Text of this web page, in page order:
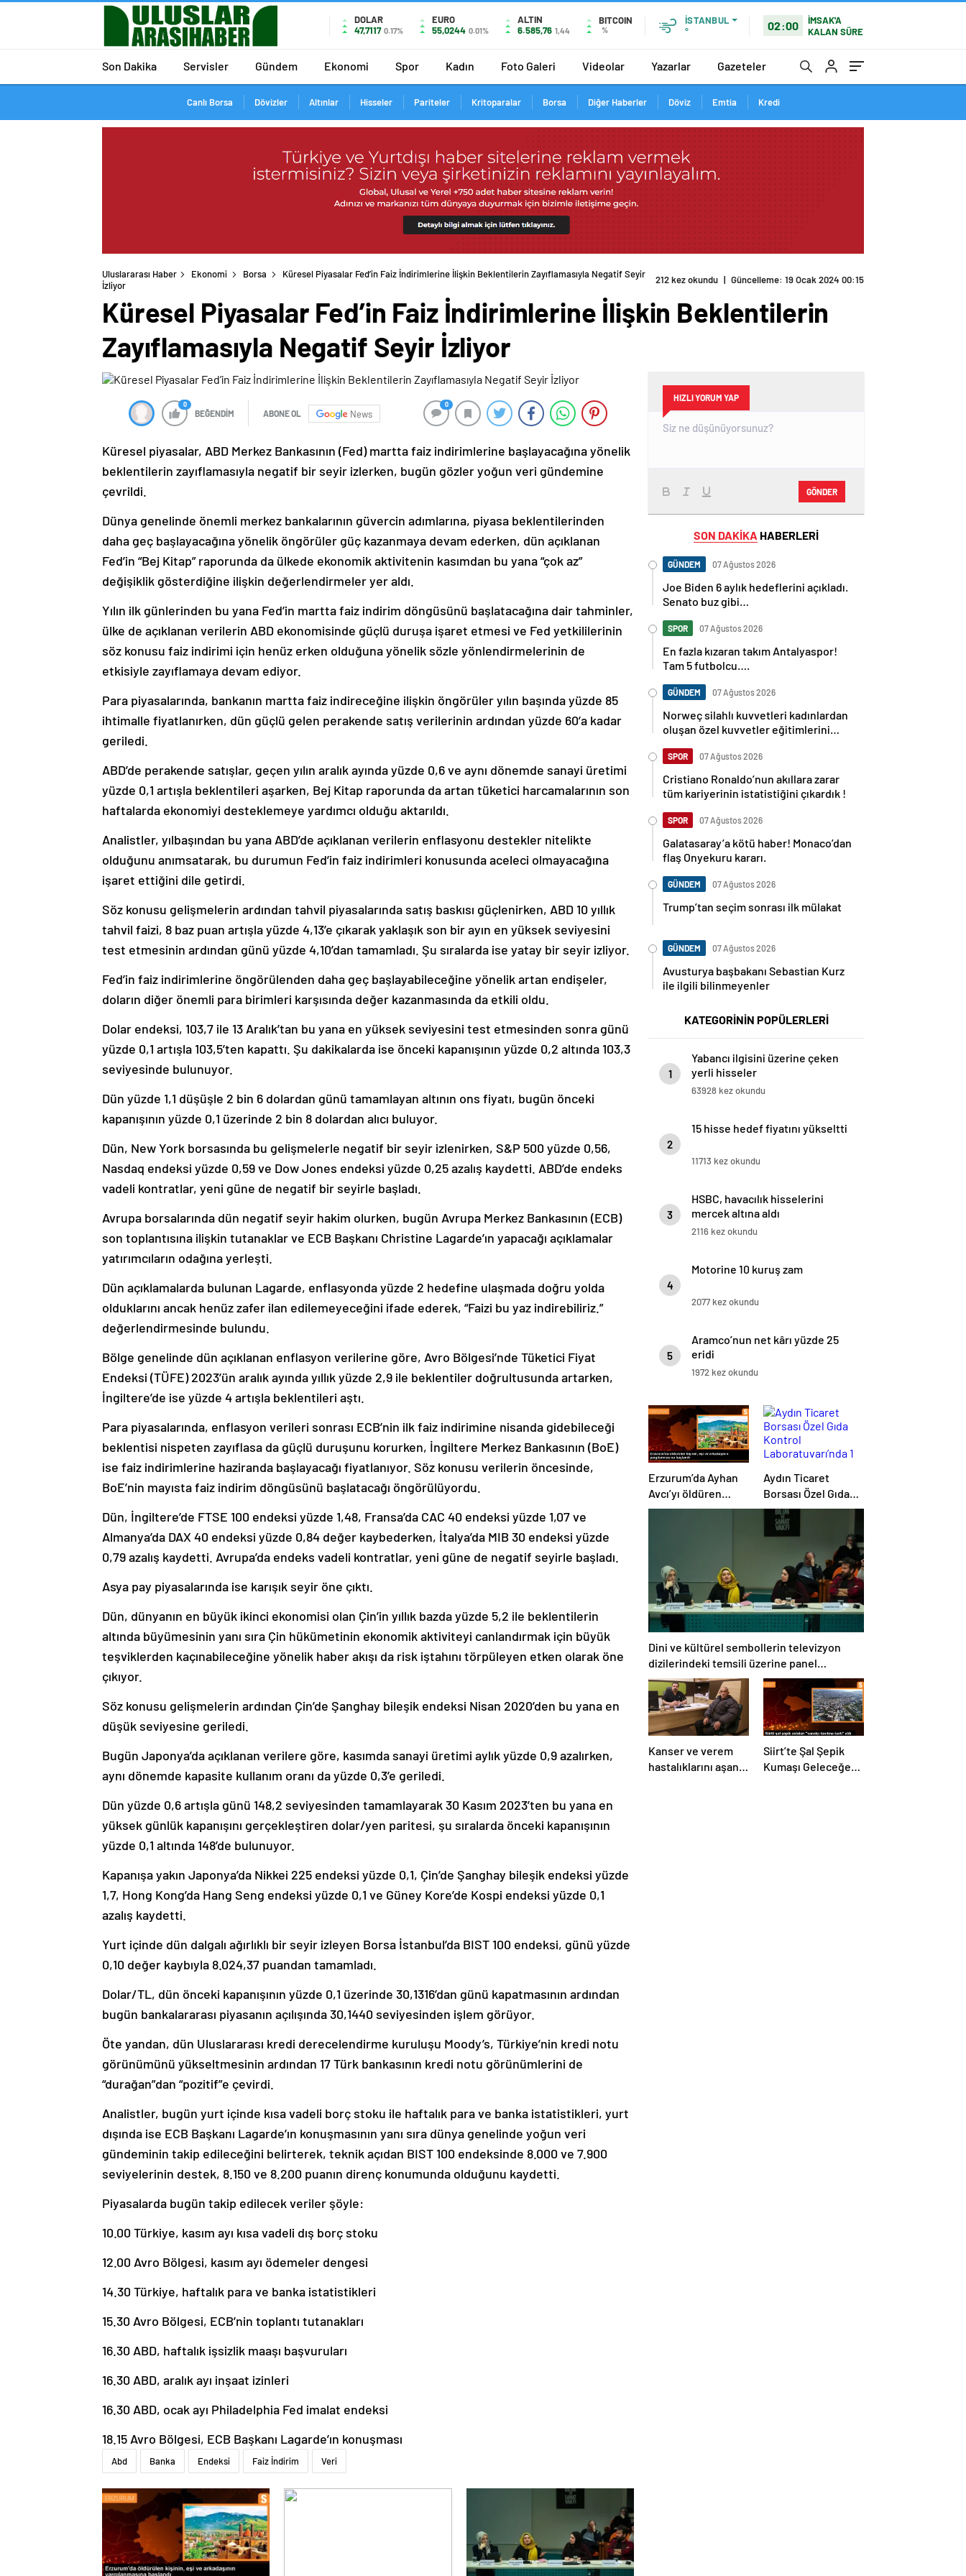
DOLAR
47,7117 0.17%
EURO
55,0244 0.01%
ALTIN
6.585,76 1,44
BITCOIN
%
İSTANBUL
°
02:00
İMSAK'A
KALAN SÜRE
Son Dakika Servisler Gündem Ekonomi Spor Kadın Foto Galeri Videolar Yazarlar Gazeteler
Canlı Borsa Dövizler Altınlar Hisseler Pariteler Kritoparalar Borsa Diğer Haberler Döviz Emtia Kredi
Uluslararası Haber Ekonomi Borsa
Küresel Piyasalar Fed’in Faiz İndirimlerine İlişkin Beklentilerin Zayıflamasıyla Negatif Seyir
İzliyor
212 kez okundu | Güncelleme: 19 Ocak 2024 00:15
Küresel Piyasalar Fed’in Faiz İndirimlerine İlişkin Beklentilerin
Zayıflamasıyla Negatif Seyir İzliyor
0
BEĞENDİM ABONE OL News
0
Küresel piyasalar, ABD Merkez Bankasının (Fed) martta faiz indirimlerine başlayacağına yönelik
beklentilerin zayıflamasıyla negatif bir seyir izlerken, bugün gözler yoğun veri gündemine
çevrildi.
Dünya genelinde önemli merkez bankalarının güvercin adımlarına, piyasa beklentilerinden
daha geç başlayacağına yönelik öngörüler güç kazanmaya devam ederken, dün açıklanan
Fed’in “Bej Kitap” raporunda da ülkede ekonomik aktivitenin kasımdan bu yana “çok az”
değişiklik gösterdiğine ilişkin değerlendirmeler yer aldı.
Yılın ilk günlerinden bu yana Fed’in martta faiz indirim döngüsünü başlatacağına dair tahminler,
ülke de açıklanan verilerin ABD ekonomisinde güçlü duruşa işaret etmesi ve Fed yetkililerinin
söz konusu faiz indirimi için henüz erken olduğuna yönelik sözle yönlendirmelerinin de
etkisiyle zayıflamaya devam ediyor.
Para piyasalarında, bankanın martta faiz indireceğine ilişkin öngörüler yılın başında yüzde 85
ihtimalle fiyatlanırken, dün güçlü gelen perakende satış verilerinin ardından yüzde 60’a kadar
geriledi.
ABD’de perakende satışlar, geçen yılın aralık ayında yüzde 0,6 ve aynı dönemde sanayi üretimi
yüzde 0,1 artışla beklentileri aşarken, Bej Kitap raporunda da artan tüketici harcamalarının son
haftalarda ekonomiyi desteklemeye yardımcı olduğu aktarıldı.
Analistler, yılbaşından bu yana ABD’de açıklanan verilerin enflasyonu destekler nitelikte
olduğunu anımsatarak, bu durumun Fed’in faiz indirimleri konusunda aceleci olmayacağına
işaret ettiğini dile getirdi.
Söz konusu gelişmelerin ardından tahvil piyasalarında satış baskısı güçlenirken, ABD 10 yıllık
tahvil faizi, 8 baz puan artışla yüzde 4,13’e çıkarak yaklaşık son bir ayın en yüksek seviyesini
test etmesinin ardından günü yüzde 4,10’dan tamamladı. Şu sıralarda ise yatay bir seyir izliyor.
Fed’in faiz indirimlerine öngörülenden daha geç başlayabileceğine yönelik artan endişeler,
doların diğer önemli para birimleri karşısında değer kazanmasında da etkili oldu.
Dolar endeksi, 103,7 ile 13 Aralık’tan bu yana en yüksek seviyesini test etmesinden sonra günü
yüzde 0,1 artışla 103,5’ten kapattı. Şu dakikalarda ise önceki kapanışının yüzde 0,2 altında 103,3
seviyesinde bulunuyor.
Dün yüzde 1,1 düşüşle 2 bin 6 dolardan günü tamamlayan altının ons fiyatı, bugün önceki
kapanışının yüzde 0,1 üzerinde 2 bin 8 dolardan alıcı buluyor.
Dün, New York borsasında bu gelişmelerle negatif bir seyir izlenirken, S&P 500 yüzde 0,56,
Nasdaq endeksi yüzde 0,59 ve Dow Jones endeksi yüzde 0,25 azalış kaydetti. ABD’de endeks
vadeli kontratlar, yeni güne de negatif bir seyirle başladı.
Avrupa borsalarında dün negatif seyir hakim olurken, bugün Avrupa Merkez Bankasının (ECB)
son toplantısına ilişkin tutanaklar ve ECB Başkanı Christine Lagarde’ın yapacağı açıklamalar
yatırımcıların odağına yerleşti.
Dün açıklamalarda bulunan Lagarde, enflasyonda yüzde 2 hedefine ulaşmada doğru yolda
olduklarını ancak henüz zafer ilan edilemeyeceğini ifade ederek, “Faizi bu yaz indirebiliriz.”
değerlendirmesinde bulundu.
Bölge genelinde dün açıklanan enflasyon verilerine göre, Avro Bölgesi’nde Tüketici Fiyat
Endeksi (TÜFE) 2023’ün aralık ayında yıllık yüzde 2,9 ile beklentiler doğrultusunda artarken,
İngiltere’de ise yüzde 4 artışla beklentileri aştı.
Para piyasalarında, enflasyon verileri sonrası ECB’nin ilk faiz indirimine nisanda gidebileceği
beklentisi nispeten zayıflasa da güçlü duruşunu korurken, İngiltere Merkez Bankasının (BoE)
ise faiz indirimlerine haziranda başlayacağı fiyatlanıyor. Söz konusu verilerin öncesinde,
BoE’nin mayısta faiz indirim döngüsünü başlatacağı öngörülüyordu.
Dün, İngiltere’de FTSE 100 endeksi yüzde 1,48, Fransa’da CAC 40 endeksi yüzde 1,07 ve
Almanya’da DAX 40 endeksi yüzde 0,84 değer kaybederken, İtalya’da MIB 30 endeksi yüzde
0,79 azalış kaydetti. Avrupa’da endeks vadeli kontratlar, yeni güne de negatif seyirle başladı.
Asya pay piyasalarında ise karışık seyir öne çıktı.
Dün, dünyanın en büyük ikinci ekonomisi olan Çin’in yıllık bazda yüzde 5,2 ile beklentilerin
altında büyümesinin yanı sıra Çin hükümetinin ekonomik aktiviteyi canlandırmak için büyük
teşviklerden kaçınabileceğine yönelik haber akışı da risk iştahını törpüleyen etken olarak öne
çıkıyor.
Söz konusu gelişmelerin ardından Çin’de Şanghay bileşik endeksi Nisan 2020’den bu yana en
düşük seviyesine geriledi.
Bugün Japonya’da açıklanan verilere göre, kasımda sanayi üretimi aylık yüzde 0,9 azalırken,
aynı dönemde kapasite kullanım oranı da yüzde 0,3’e geriledi.
Dün yüzde 0,6 artışla günü 148,2 seviyesinden tamamlayarak 30 Kasım 2023’ten bu yana en
yüksek günlük kapanışını gerçekleştiren dolar/yen paritesi, şu sıralarda önceki kapanışının
yüzde 0,1 altında 148’de bulunuyor.
Kapanışa yakın Japonya’da Nikkei 225 endeksi yüzde 0,1, Çin’de Şanghay bileşik endeksi yüzde
1,7, Hong Kong’da Hang Seng endeksi yüzde 0,1 ve Güney Kore’de Kospi endeksi yüzde 0,1
azalış kaydetti.
Yurt içinde dün dalgalı ağırlıklı bir seyir izleyen Borsa İstanbul’da BIST 100 endeksi, günü yüzde
0,10 değer kaybıyla 8.024,37 puandan tamamladı.
Dolar/TL, dün önceki kapanışının yüzde 0,1 üzerinde 30,1316’dan günü kapatmasının ardından
bugün bankalararası piyasanın açılışında 30,1440 seviyesinden işlem görüyor.
Öte yandan, dün Uluslararası kredi derecelendirme kuruluşu Moody’s, Türkiye’nin kredi notu
görünümünü yükseltmesinin ardından 17 Türk bankasının kredi notu görünümlerini de
“durağan”dan “pozitif”e çevirdi.
Analistler, bugün yurt içinde kısa vadeli borç stoku ile haftalık para ve banka istatistikleri, yurt
dışında ise ECB Başkanı Lagarde’ın konuşmasının yanı sıra dünya genelinde yoğun veri
gündeminin takip edileceğini belirterek, teknik açıdan BIST 100 endeksinde 8.000 ve 7.900
seviyelerinin destek, 8.150 ve 8.200 puanın direnç konumunda olduğunu kaydetti.
Piyasalarda bugün takip edilecek veriler şöyle:
10.00 Türkiye, kasım ayı kısa vadeli dış borç stoku
12.00 Avro Bölgesi, kasım ayı ödemeler dengesi
14.30 Türkiye, haftalık para ve banka istatistikleri
15.30 Avro Bölgesi, ECB’nin toplantı tutanakları
16.30 ABD, haftalık işsizlik maaşı başvuruları
16.30 ABD, aralık ayı inşaat izinleri
16.30 ABD, ocak ayı Philadelphia Fed imalat endeksi
18.15 Avro Bölgesi, ECB Başkanı Lagarde’ın konuşması
Abd Banka Endeksi Faiz İndirim Veri
HIZLI YORUM YAP
GÖNDER
SON DAKİKA HABERLERİ
GÜNDEM 07 Ağustos 2026
Joe Biden 6 aylık hedeflerini açıkladı.
Senato buz gibi…
SPOR 07 Ağustos 2026
En fazla kızaran takım Antalyaspor!
Tam 5 futbolcu….
GÜNDEM 07 Ağustos 2026
Norweç silahlı kuvvetleri kadınlardan
oluşan özel kuvvetler eğitimlerini
SPOR 07 Ağustos 2026
Cristiano Ronaldo’nun akıllara zarar
tüm kariyerinin istatistiğini çıkardık !
SPOR 07 Ağustos 2026
Galatasaray’a kötü haber! Monaco’dan
flaş Onyekuru kararı.
GÜNDEM 07 Ağustos 2026
Trump’tan seçim sonrası ilk mülakat
GÜNDEM 07 Ağustos 2026
Avusturya başbakanı Sebastian Kurz
ile ilgili bilinmeyenler
KATEGORİNİN POPÜLERLERİ
1
Yabancı ilgisini üzerine çeken
yerli hisseler
63928 kez okundu
2
15 hisse hedef fiyatını yükseltti
11713 kez okundu
3
HSBC, havacılık hisselerini
mercek altına aldı
2116 kez okundu
4
Motorine 10 kuruş zam
2077 kez okundu
5
Aramco’nun net kârı yüzde 25
eridi
1972 kez okundu
Erzurum’da Ayhan
Avcı’yı öldüren
eşinin ve
Aydın Ticaret
Borsası Özel Gıda
Kontrol
Laboratuvarı’nda 1
Yılda 4 Bin 180
Zeytinyağı Analizi
Gerçekleştirildi
Dini ve kültürel sembollerin televizyon
dizilerindeki temsili üzerine panel
düzenlendi
Kanser ve verem
hastalıklarını aşan
Siirt’te Şal Şepik
Kumaşı Geleceğe